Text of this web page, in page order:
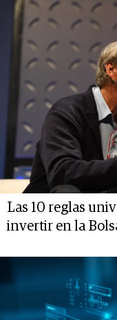
Las 10 reglas
invertir en la